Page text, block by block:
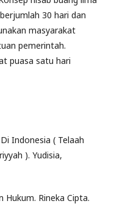
30 hari dan
masyarakat
pemerintah.
puasa satu hari
Indonesia ( Telaah
). Yudisia,
Rineka Cipta.